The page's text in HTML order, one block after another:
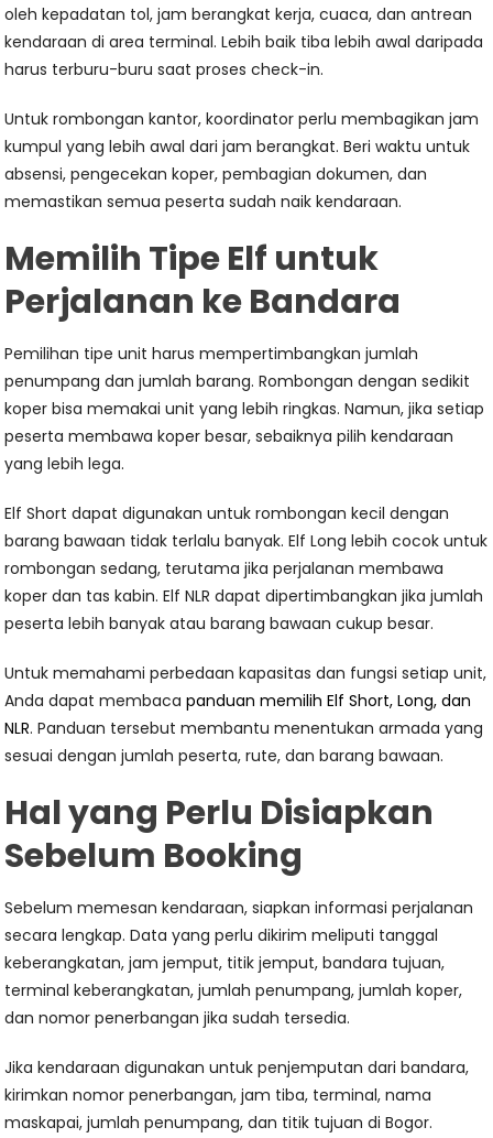
oleh kepadatan tol, jam berangkat kerja, cuaca, dan antrean
kendaraan di area terminal. Lebih baik tiba lebih awal daripada
harus terburu-buru saat proses check-in.
Untuk rombongan kantor, koordinator perlu membagikan jam
kumpul yang lebih awal dari jam berangkat. Beri waktu untuk
absensi, pengecekan koper, pembagian dokumen, dan
memastikan semua peserta sudah naik kendaraan.
Memilih Tipe Elf untuk
Perjalanan ke Bandara
Pemilihan tipe unit harus mempertimbangkan jumlah
penumpang dan jumlah barang. Rombongan dengan sedikit
koper bisa memakai unit yang lebih ringkas. Namun, jika setiap
peserta membawa koper besar, sebaiknya pilih kendaraan
yang lebih lega.
Elf Short dapat digunakan untuk rombongan kecil dengan
barang bawaan tidak terlalu banyak. Elf Long lebih cocok untuk
rombongan sedang, terutama jika perjalanan membawa
koper dan tas kabin. Elf NLR dapat dipertimbangkan jika jumlah
peserta lebih banyak atau barang bawaan cukup besar.
Untuk memahami perbedaan kapasitas dan fungsi setiap unit,
Anda dapat membacapanduan memilih Elf Short, Long, dan
NLR. Panduan tersebut membantu menentukan armada yang
sesuai dengan jumlah peserta, rute, dan barang bawaan.
Hal yang Perlu Disiapkan
Sebelum Booking
Sebelum memesan kendaraan, siapkan informasi perjalanan
secara lengkap. Data yang perlu dikirim meliputi tanggal
keberangkatan, jam jemput, titik jemput, bandara tujuan,
terminal keberangkatan, jumlah penumpang, jumlah koper,
dan nomor penerbangan jika sudah tersedia.
Jika kendaraan digunakan untuk penjemputan dari bandara,
kirimkan nomor penerbangan, jam tiba, terminal, nama
maskapai, jumlah penumpang, dan titik tujuan di Bogor.